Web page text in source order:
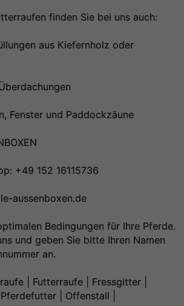
finden Sie bei uns auch:
aus Kiefernholz oder
Fenster und Paddockzäune
+49 152 16115736
aussenboxen.de
Bedingungen für Ihre Pferde.
und geben Sie bitte Ihren Namen
an.
| Futterraufe | Fressgitter |
| Offenstall |